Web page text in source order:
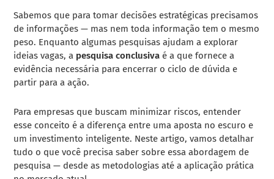
Sabemos que para tomar decisões estratégicas precisamos
de informações — mas nem toda informação tem o mesmo
peso. Enquanto algumas pesquisas ajudam a explorar
ideias vagas, a pesquisa conclusiva é a que fornece a
evidência necessária para encerrar o ciclo de dúvida e
partir para a ação.
Para empresas que buscam minimizar riscos, entender
esse conceito é a diferença entre uma aposta no escuro e
um investimento inteligente. Neste artigo, vamos detalhar
tudo o que você precisa saber sobre essa abordagem de
pesquisa — desde as metodologias até a aplicação prática